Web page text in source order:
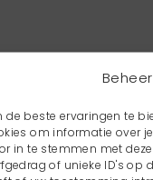
de beste ervaringen te
om informatie over
in te stemmen met
of unieke ID's op